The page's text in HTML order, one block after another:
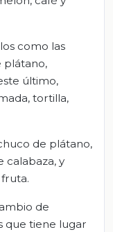
como las
plátano,
último,
tortilla,
de plátano,
calabaza, y
de
que tiene lugar